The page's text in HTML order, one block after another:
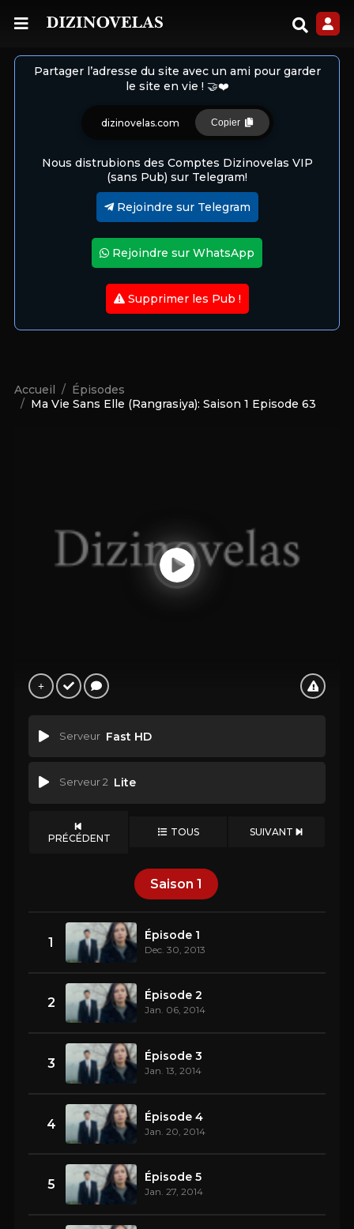
Partager l’adresse du site avec un ami pour garder
le site en vie ! 🤝❤️
dizinovelas.com Copier
Nous distrubions des Comptes Dizinovelas VIP
(sans Pub) sur Telegram!
Rejoindre sur Telegram
Rejoindre sur WhatsApp
Supprimer les Pub !
Accueil
Épisodes
Ma Vie Sans Elle (Rangrasiya): Saison 1 Episode 63
Serveur Fast HD
Serveur 2 Lite
PRÉCÉDENT TOUS SUIVANT
Saison 1
1 Épisode 1
Dec. 30, 2013
2 Épisode 2
Jan. 06, 2014
3 Épisode 3
Jan. 13, 2014
4 Épisode 4
Jan. 20, 2014
5 Épisode 5
Jan. 27, 2014